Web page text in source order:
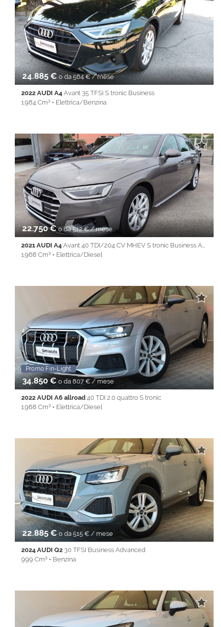
centralizzata • Climatizzatore • Controllo trazione • Cruise
Control • ESP • Immobilizzatore elettronico • Isofix • Park
Distance Control • Servosterzo • Navigatore satellitare •
Specchietti laterali elettrici • Touch screen • USB • Vivavoce •
Volante multifunzione
24.885 €o da 564 € / mese
2022 AUDI A4 Avant 35 TFSI S tronic Business
1.984 Cm³ • Elettrica/Benzina
testa • Android Auto • Apple CarPlay • Autoradio • Bluetooth •
Cerchi in lega • Chiusura centralizzata • Climatizzatore • Cruise
Control • Full LED • Immobilizzatore elettronico • Isofix • Keyless
• Lane Assist • Park Distance Control • PDC • Sedile posteriore
sdoppiato • Servosterzo • Navigatore satellitare • Specchietti
laterali elettrici • Start&Stop • Touch screen • USB • Vivavoce •
Volante multifunzione
22.750 €o da 512 € / mese
2021 AUDI A4 Avant 40 TDI/204 CV MHEV S tronic Business Adv.
1.968 Cm³ • Elettrica/Diesel
Airbag testa • Android Auto • Apple CarPlay • Autoradio •
Bluetooth • Cerchi in lega • Chiusura centralizzata •
Climatizzatore • Controllo trazione • Cruise Control • ESP • Filtro
antiparticolato • Full LED • Immobilizzatore elettronico • Isofix •
Keyless • Lane Assist • Park Distance Control • PDC • Sedile
posteriore sdoppiato • Servosterzo • Navigatore satellitare •
Specchietti laterali elettrici • Start&Stop • Touch screen • USB •
Vivavoce • Volante multifunzione
Promo Fin-Light EXCLUSIVE
34.850 €o da 807 € / mese
2022 AUDI A6 allroad 40 TDI 2.0 quattro S tronic
1.968 Cm³ • Elettrica/Diesel
Airbag testa • Alzacristalli elettrici • Android Auto • Apple
CarPlay • Autoradio • Bluetooth • cerchi da 19'' • Cerchi in lega •
Chiusura centralizzata • Climatizzatore • Controllo trazione •
Cruise Control • ESP • Filtro antiparticolato • Full LED •
Immobilizzatore elettronico • Isofix • Keyless • Lane Assist • Park
Distance Control • PDC • REAR ASSIST • Sedile posteriore
sdoppiato • Servosterzo • Navigatore satellitare • Sospensioni
pneumatiche • Specchietti laterali elettrici • Start&Stop • Touch
screen • USB • Vivavoce • Volante multifunzione
22.885 €o da 515 € / mese
2024 AUDI Q2 30 TFSI Business Advanced
999 Cm³ • Benzina
• Autoradio • Autoradio digitale • Bracciolo • Cerchi in lega •
Chiusura centralizzata • Climatizzatore • Controllo elettronico
della corsia • Controllo trazione • Cruise Control • Fari LED •
Frenata d'emergenza assistita • Immobilizzatore elettronico •